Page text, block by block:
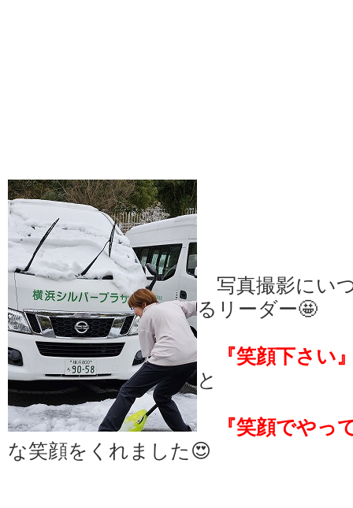
写真撮影にい
るリーダー🤩
『笑顔下さい
と
『笑顔でやっ
な笑顔をくれました😍